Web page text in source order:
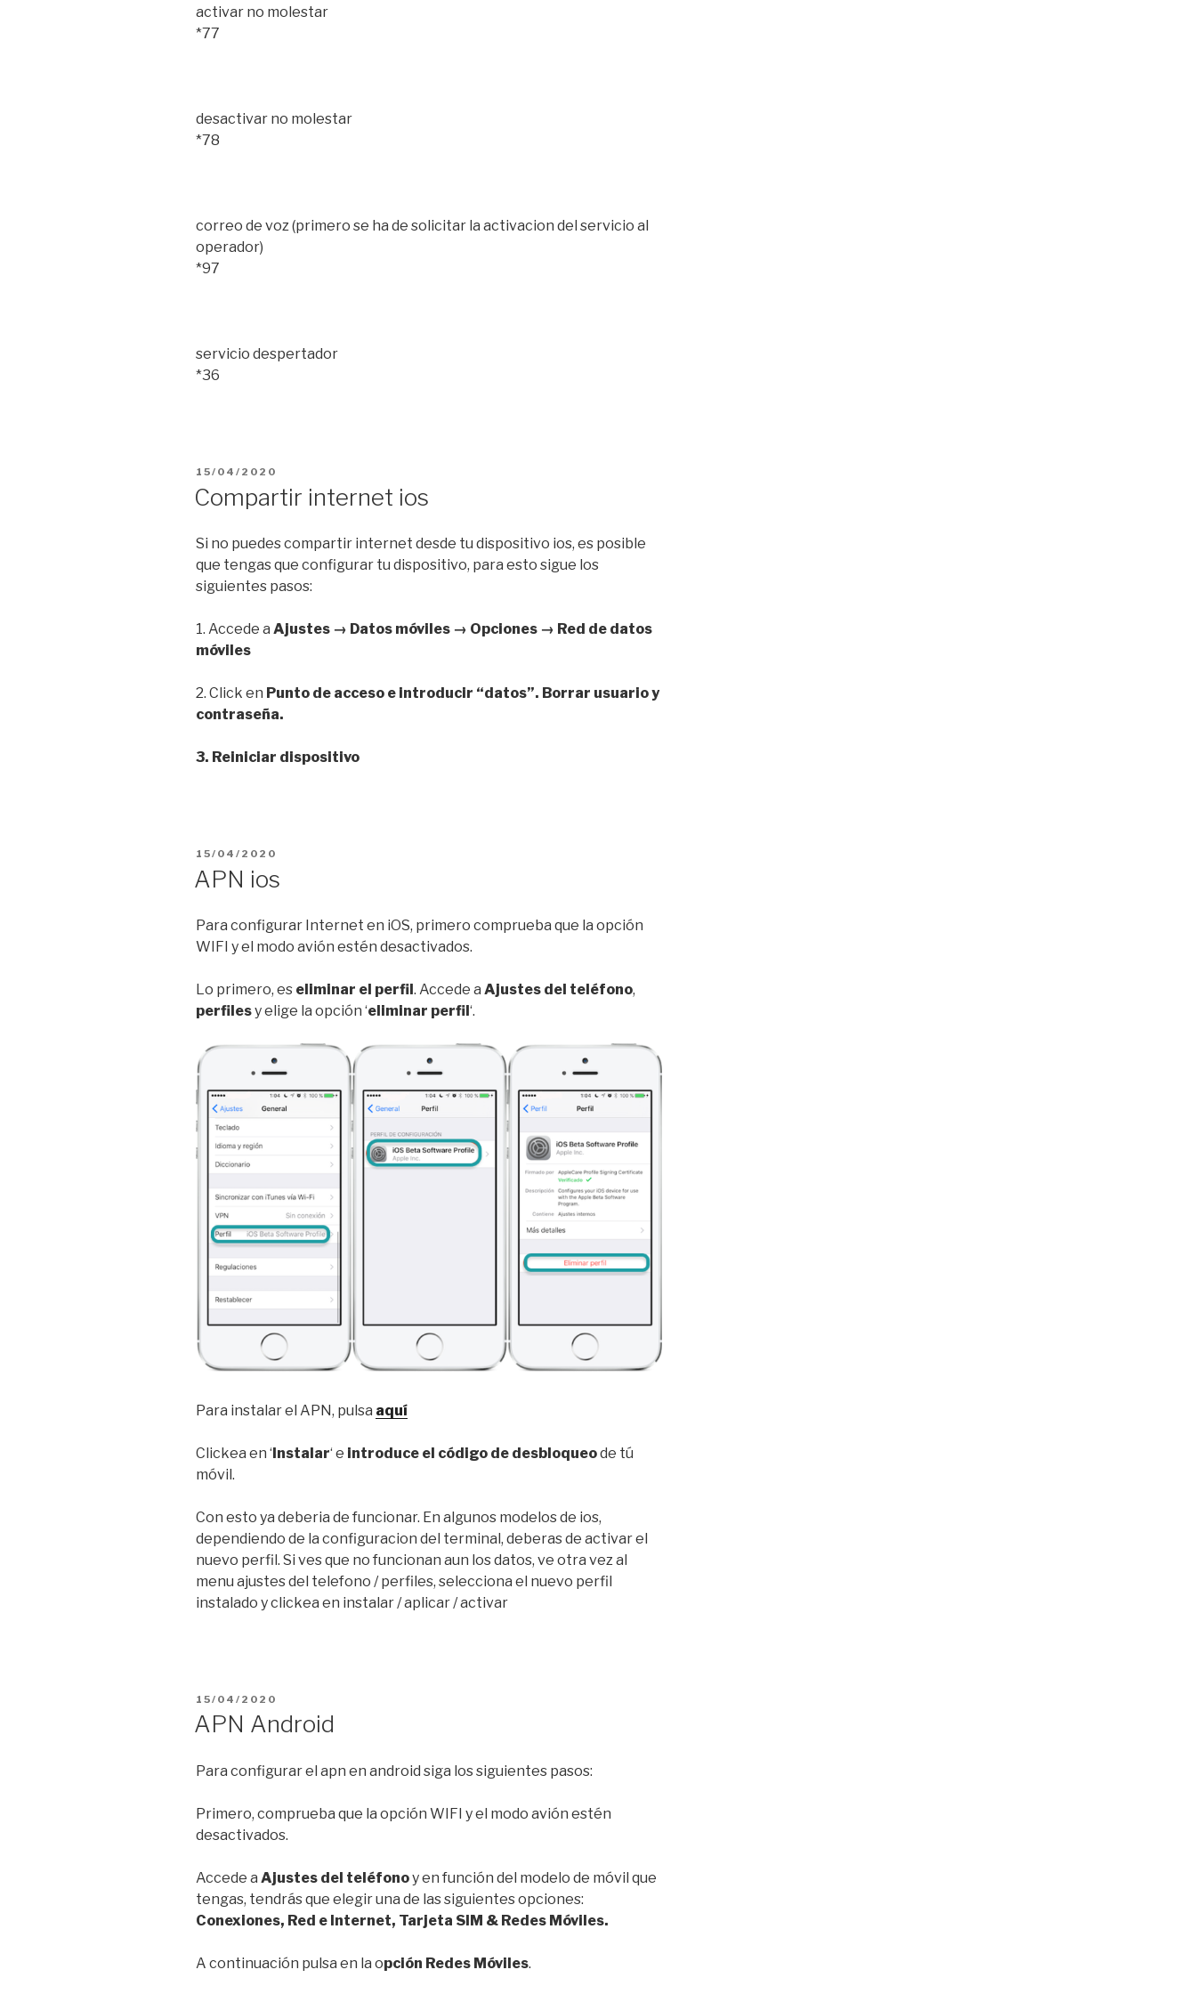
activar no molestar
*77
desactivar no molestar
*78
correo de voz (primero se ha de solicitar la activacion del servicio al
operador)
*97
servicio despertador
*36
PUBLICADO
15/04/2020
Compartir internet ios
Si no puedes compartir internet desde tu dispositivo ios, es posible
que tengas que configurar tu dispositivo, para esto sigue los
siguientes pasos:
1. Accede a Ajustes → Datos móviles → Opciones → Red de datos
móviles
2. Click en Punto de acceso e introducir “datos”. Borrar usuario y
contraseña.
3. Reiniciar dispositivo
PUBLICADO
15/04/2020
APN ios
Para configurar Internet en iOS, primero comprueba que la opción
WIFI y el modo avión estén desactivados.
Lo primero, es eliminar el perfil . Accede a Ajustes del teléfono,
perfilesy elige la opción ‘eliminar perfil ‘.
Para instalar el APN, pulsa aquí
Clickea en ‘Instalar‘ e introduce el código de desbloqueode tú
móvil.
Con esto ya deberia de funcionar. En algunos modelos de ios,
dependiendo de la configuracion del terminal, deberas de activar el
nuevo perfil. Si ves que no funcionan aun los datos, ve otra vez al
menu ajustes del telefono / perfiles, selecciona el nuevo perfil
instalado y clickea en instalar / aplicar / activar
PUBLICADO
15/04/2020
APN Android
Para configurar el apn en android siga los siguientes pasos:
Primero, comprueba que la opción WIFI y el modo avión estén
desactivados.
Accede a Ajustes del teléfonoy en función del modelo de móvil que
tengas, tendrás que elegir una de las siguientes opciones:
Conexiones, Red e Internet, Tarjeta SIM & Redes Móviles.
A continuación pulsa en la opción Redes Móviles.